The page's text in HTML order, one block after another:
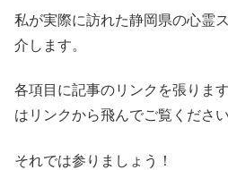
私が実際に訪れた静岡県の心霊
介します。
各項目に記事のリンクを張りま
はリンクから飛んでご覧ください
それでは参りましょう！